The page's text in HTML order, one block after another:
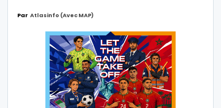
Par Atlasinfo (avec MAP)